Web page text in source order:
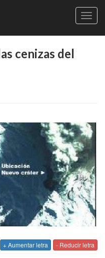
cenizas del
+ Aumentar letra - Reducir letra